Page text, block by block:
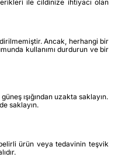
ile cildinize ihtiyacı olan
Ancak, herhangi bir
kullanımı durdurun ve bir
ışığından uzakta saklayın.
saklayın.
ürün veya tedavinin teşvik